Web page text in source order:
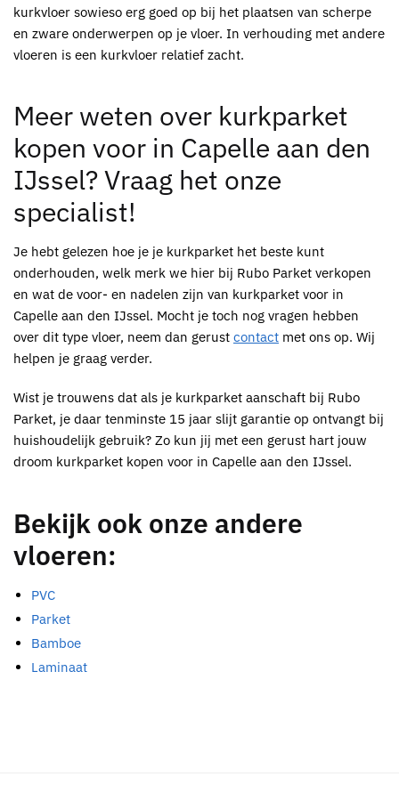
kurkvloer sowieso erg goed op bij het plaatsen van scherpe
en zware onderwerpen op je vloer. In verhouding met andere
vloeren is een kurkvloer relatief zacht.
Meer weten over kurkparket
kopen voor in Capelle aan den
IJssel? Vraag het onze
specialist!
Je hebt gelezen hoe je je kurkparket het beste kunt
onderhouden, welk merk we hier bij Rubo Parket verkopen
en wat de voor- en nadelen zijn van kurkparket voor in
Capelle aan den IJssel. Mocht je toch nog vragen hebben
over dit type vloer, neem dan gerust contact met ons op. Wij
helpen je graag verder.
Wist je trouwens dat als je kurkparket aanschaft bij Rubo
Parket, je daar tenminste 15 jaar slijt garantie op ontvangt bij
huishoudelijk gebruik? Zo kun jij met een gerust hart jouw
droom kurkparket kopen voor in Capelle aan den IJssel.
Bekijk ook onze andere
vloeren:
PVC
Parket
Bamboe
Laminaat